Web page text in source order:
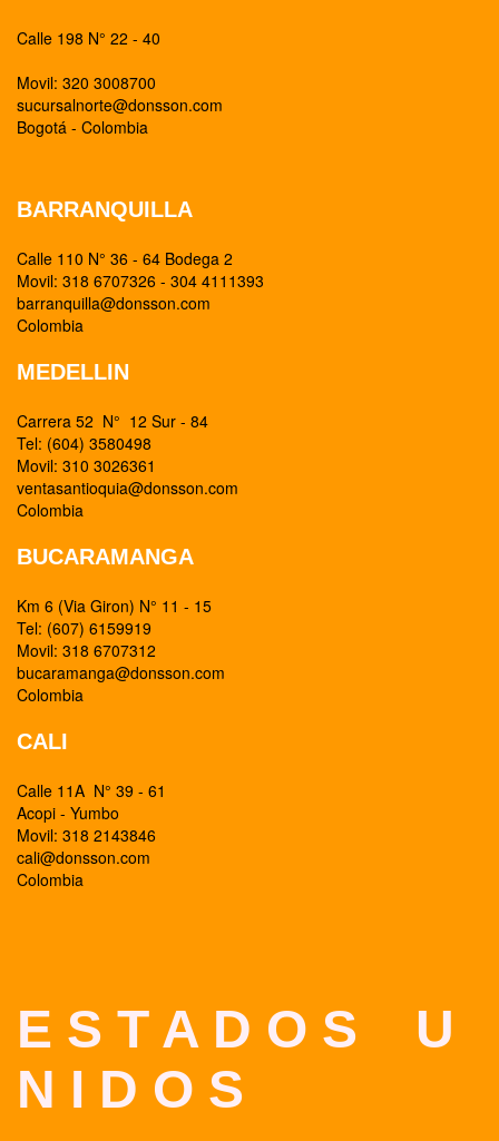
Calle 198 N° 22 - 40
Movil: 320 3008700
sucursalnorte@donsson.com
Bogotá - Colombia
BARRANQUILLA
Calle 110 N° 36 - 64 Bodega 2
Movil: 318 6707326 - 304 4111393
barranquilla@donsson.com
Colombia
MEDELLIN
Carrera 52 N° 12 Sur - 84
Tel: (604) 3580498
Movil: 310 3026361
ventasantioquia@donsson.com
Colombia
BUCARAMANGA
Km 6 (Via Giron) N° 11 - 15
Tel: (607) 6159919
Movil: 318 6707312
bucaramanga@donsson.com
Colombia
CALI
Calle 11A N° 39 - 61
Acopi - Yumbo
Movil: 318 2143846
cali@donsson.com
Colombia
E S T A D O S U
N I D O S